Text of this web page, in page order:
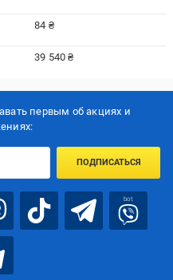
84 ₴
39 540 ₴
первым об акцияx и
ПОДПИСАТЬСЯ
bot